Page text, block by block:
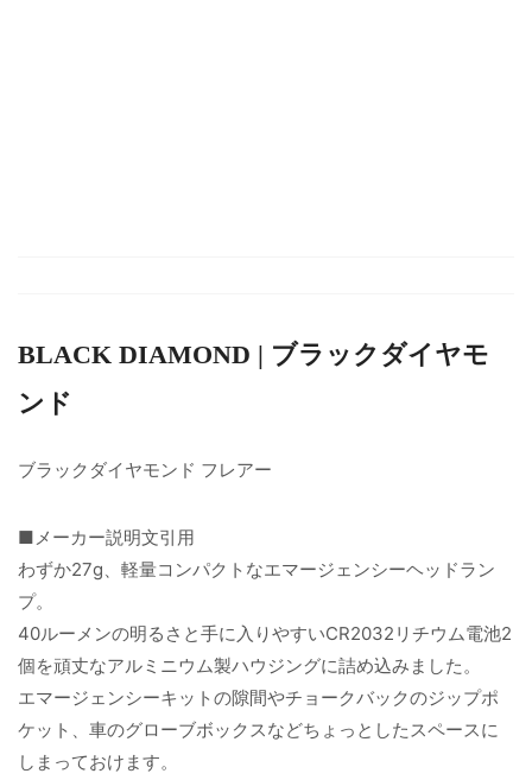
BLACK DIAMOND | ブラックダイヤモ
ンド
ブラックダイヤモンド フレアー
■メーカー説明文引用
わずか27g、軽量コンパクトなエマージェンシーヘッドラン
プ。
40ルーメンの明るさと手に入りやすいCR2032リチウム電池2
個を頑丈なアルミニウム製ハウジングに詰め込みました。
エマージェンシーキットの隙間やチョークバックのジップポ
ケット、車のグローブボックスなどちょっとしたスペースに
しまっておけます。